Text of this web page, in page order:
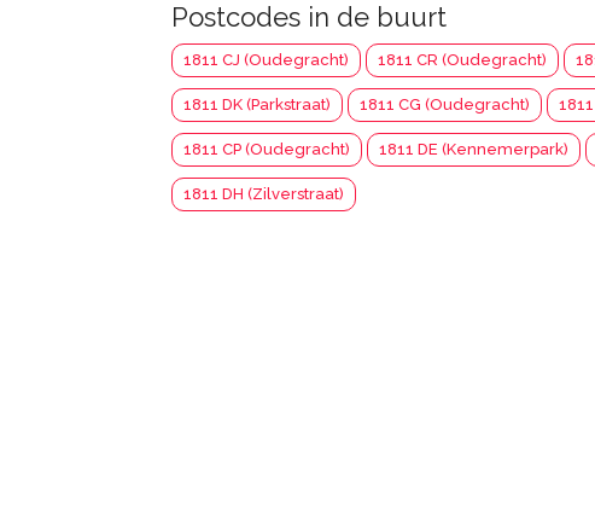
Postcodes in de buurt
1811 CJ (Oudegracht) 1811 CR (Oudegracht)
1811 DK (Parkstraat) 1811 CG (Oudegracht)
1811 CP (Oudegracht) 1811 DE (Kennemerpark)
1811 DH (Zilverstraat)